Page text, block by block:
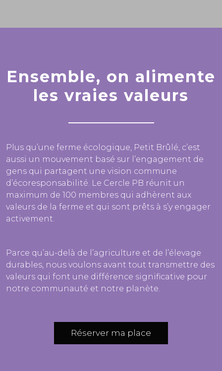
Ensemble, on alimente
les vraies valeurs
Plus qu’une ferme écologique, Petit Brûlé, c’est
aussi un mouvement basé sur l’engagement de
gens qui partagent une vision commune
d’écoresponsabilité. Le Cercle PB réunit un
maximum de 100 membres qui adhèrent aux
valeurs de la ferme et qui sont prêts à s’y engager
activement.
Parce qu’au-delà de l’agriculture et de l’élevage
durables, nous voulons avant tout transmettre des
valeurs qui font une différence significative pour
notre communauté et notre planète.
Réserver ma place